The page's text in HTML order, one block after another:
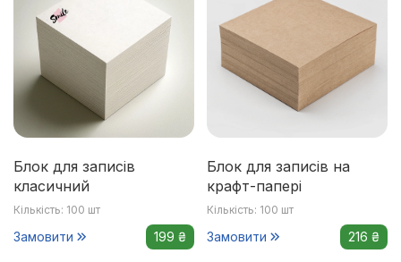
Блок для записів
класичний
Кількість: 100 шт
Замовити 199 ₴
Блок для записів на
крафт-папері
Кількість: 100 шт
Замовити 216 ₴